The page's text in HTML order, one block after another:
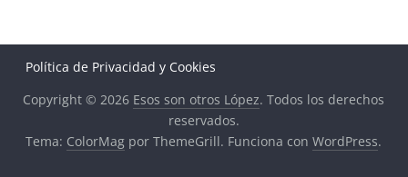
Política de Privacidad y Cookies
Copyright © 2026 Esos son otros López. Todos los derechos
reservados.
Tema: ColorMag por ThemeGrill. Funciona conWordPress.